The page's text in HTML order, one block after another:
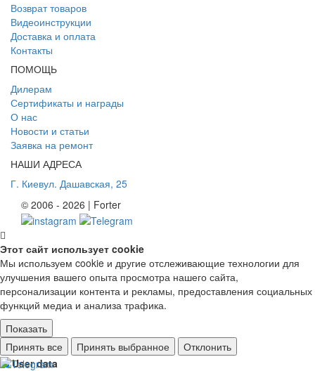
Возврат товаров
Видеоинструкции
Доставка и оплата
Контакты
ПОМОЩЬ
Дилерам
Сертификаты и награды
О нас
Новости и статьи
Заявка на ремонт
НАШИ АДРЕСА
Г. Киевул. Дашавская, 25
© 2006 - 2026 | Forter
Этот сайт использует cookie
Мы используем cookie и другие отслеживающие технологии для
улучшения вашего опыта просмотра нашего сайта,
персонализации контента и рекламы, предоставления социальных
функций медиа и анализа трафика.
Показать
Ad storage
User data
Принять все Принять выбранное Отклонить